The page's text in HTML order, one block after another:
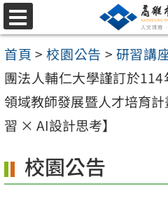
跳
至
主
要
內
容
選
單
首頁 > 校園公告 > 研習講
團法人輔仁大學謹訂於
領域教師發展暨人才培育
習 × AI設計思考】
校園公告